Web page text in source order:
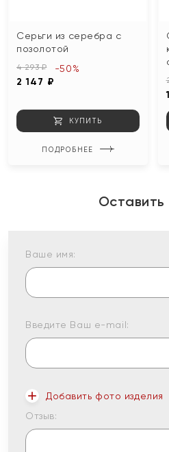
Серьги из серебра с
позолотой
4 293 ₽
2 147 ₽
-50%
КУПИТЬ
ПОДРОБНЕЕ
Оставить
Ваше имя:
Введите Ваш e-mail:
Добавить фото изделия
Отзыв: